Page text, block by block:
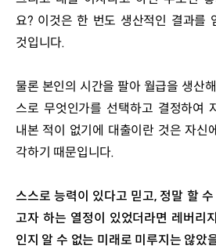
요? 이것은 한 번도 생산적인 결과를
것입니다.
물론 본인의 시간을 팔아 월급을 생산
스로 무엇인가를 선택하고 결정하여
내본 적이 없기에 대출이란 것은 자신
각하기 때문입니다.
스스로 능력이 있다고 믿고, 정말 할
고자 하는 열정이 있었더라면 레버리
인지 알 수 없는 미래로 미루지는 않았